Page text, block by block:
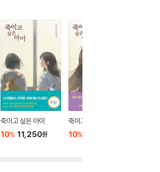
죽이고 싶은 아이
10% 11,250원
죽이고 싶은 아이 2
10%